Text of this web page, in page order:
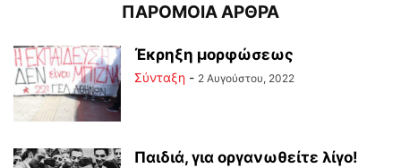
ΠΑΡΟΜΟΙΑ ΑΡΘΡΑ
Έκρηξη μορφώσεως
Σύνταξη - 2 Αυγούστου, 2022
Παιδιά, για οργανωθείτε λίγο!